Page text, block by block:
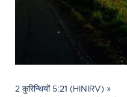
2 कुरिन्थियों 5:21 (HINIRV) »